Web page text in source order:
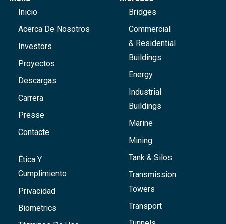
Inicio
Acerca De Nosotros
Investors
Proyectos
Descargas
Carrera
Presse
Contacte
Ética Y
Cumplimiento
Privacidad
Biometrics
Bridges
Commercial
& Residential
Buildings
Energy
Industrial
Buildings
Marine
Mining
Tank & Silos
Transmission
Towers
Transport